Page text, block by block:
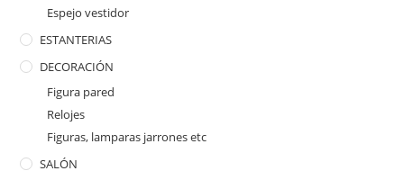
Espejo vestidor
ESTANTERIAS
DECORACIÓN
Figura pared
Relojes
Figuras, lamparas jarrones etc
SALÓN